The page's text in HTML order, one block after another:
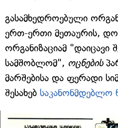
გასამხედროებული
ერთ-ერთი მეთაურის,
ორგანიზაციამ "დაიცავი
სამშობლომ", ოცნების
მარშებისა და ფერადი
შესახებ საკანონმდებლო